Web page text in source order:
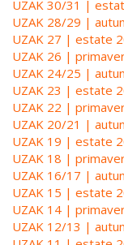
UZAK 30/31 |
UZAK 28/29 |
UZAK 27 | estate
UZAK 26 |
UZAK 24/25 |
UZAK 23 | estate
UZAK 22 |
UZAK 20/21 |
UZAK 19 | estate
UZAK 18 |
UZAK 16/17 |
UZAK 15 | estate
UZAK 14 |
UZAK 12/13 |